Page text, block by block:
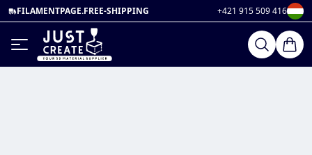
FILAMENTPAGE.FREE-SHIPPING +421 915 509 416